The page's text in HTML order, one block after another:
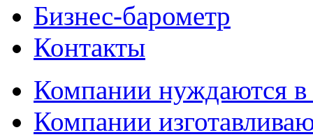
Бизнес-барометр
Контакты
Компании нуждаются в
Компании